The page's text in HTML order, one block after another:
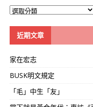
大
近期文章
家在宏志
BUSK明文規定
「毛」中生「友」